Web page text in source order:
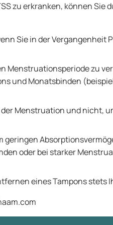
zu erkranken, können Sie
Sie in der Vergangenheit
Menstruationsperiode zu
und Monatsbinden
Menstruation und nicht,
oder bei starker
eines Tampons stets